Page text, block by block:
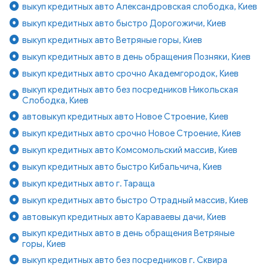
выкуп кредитных авто Александровская слободка, Киев
выкуп кредитных авто быстро Дорогожичи, Киев
выкуп кредитных авто Ветряные горы, Киев
выкуп кредитных авто в день обращения Позняки, Киев
выкуп кредитных авто срочно Академгородок, Киев
выкуп кредитных авто без посредников Никольская
Слободка, Киев
автовыкуп кредитных авто Новое Строение, Киев
выкуп кредитных авто срочно Новое Строение, Киев
выкуп кредитных авто Комсомольский массив, Киев
выкуп кредитных авто быстро Кибальчича, Киев
выкуп кредитных авто г. Тараща
выкуп кредитных авто быстро Отрадный массив, Киев
автовыкуп кредитных авто Караваевы дачи, Киев
выкуп кредитных авто в день обращения Ветряные
горы, Киев
выкуп кредитных авто без посредников г. Сквира